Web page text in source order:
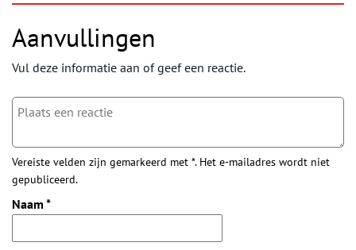
Aanvullingen
Vul deze informatie aan of geef een reactie.
Vereiste velden zijn gemarkeerd met *. Het e-mailadres wordt niet
gepubliceerd.
Naam *